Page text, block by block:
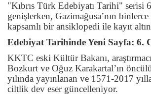
"Kıbrıs Türk Edebiyatı Tarihi" serisi
genişlerken, Gazimağusa’nın binlerce
kapsamlı bir ansiklopedi ile kayıt
Edebiyat Tarihinde Yeni Sayfa: 6.
KKTC eski Kültür Bakanı,
Bozkurt ve Oğuz Karakartal’ın
yılında yayınlanan ve 1571-2017
ciltlik dev eser güncelleniyor.